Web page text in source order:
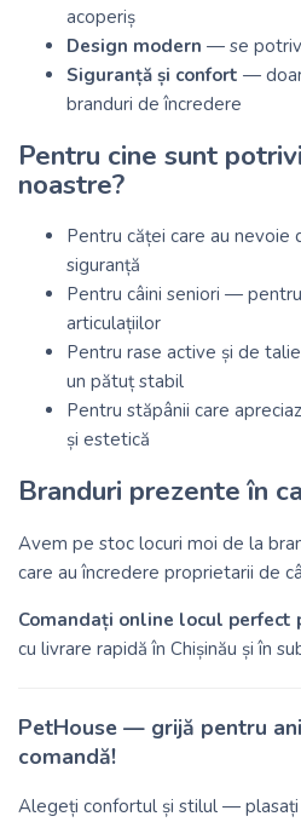
acoperiș
Design modern — se
Siguranță și confort —
branduri de încredere
Pentru cine sunt
noastre?
Pentru căței care au nevoie
siguranță
Pentru câini seniori —
articulațiilor
Pentru rase active și de
un pătuț stabil
Pentru stăpânii care
și estetică
Branduri prezente în
Avem pe stoc locuri moi de la
care au încredere proprietarii de
Comandați online locul perfect
cu livrare rapidă în Chișinău și în
PetHouse — grijă pentru
comandă!
Alegeți confortul și stilul — plasați